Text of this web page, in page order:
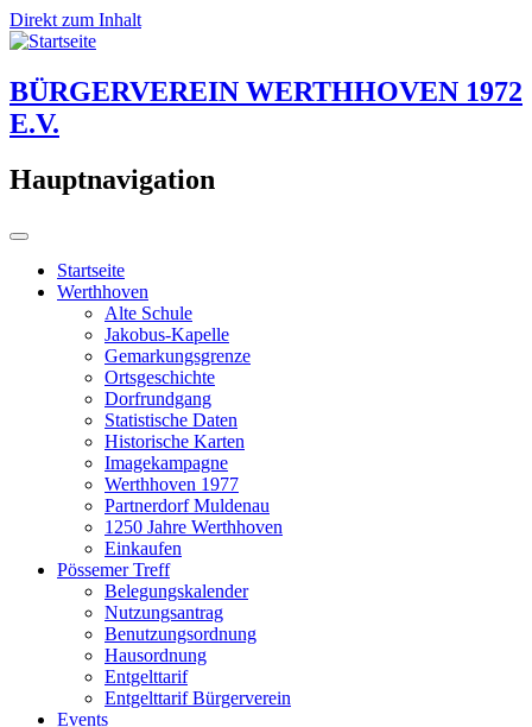
Direkt zum Inhalt
BÜRGERVEREIN WERTHHOVEN 1972
E.V.
Hauptnavigation
Startseite
Werthhoven
Alte Schule
Jakobus-Kapelle
Gemarkungsgrenze
Ortsgeschichte
Dorfrundgang
Statistische Daten
Historische Karten
Imagekampagne
Werthhoven 1977
Partnerdorf Muldenau
1250 Jahre Werthhoven
Einkaufen
Pössemer Treff
Belegungskalender
Nutzungsantrag
Benutzungsordnung
Hausordnung
Entgelttarif
Entgelttarif Bürgerverein
Events